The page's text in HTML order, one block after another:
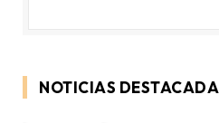
NOTICIAS